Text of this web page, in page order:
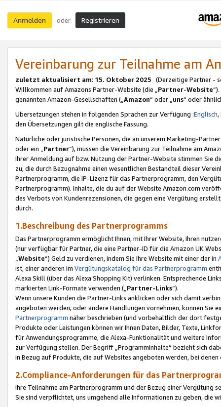
Anmelden oder Registrieren
Vereinbarung zur Teilnahme am
zuletzt aktualisiert am: 15. Oktober 2025 (Derzeitige Partner -
Willkommen auf Amazons Partner-Website (die „Partner-Website
genannten Amazon-Gesellschaften („Amazon“ oder „uns“ oder
Übersetzungen stehen in folgenden Sprachen zur Verfügung :Englisch,
den Übersetzungen gilt die englische Fassung.
Natürliche oder juristische Personen, die an unserem Marketing-
oder ein „Partner“), müssen die Vereinbarung zur Teilnahme am
Ihrer Anmeldung auf bzw. Nutzung der Partner-Website stimmen Sie
zu, die durch Bezugnahme einen wesentlichen Bestandteil dieser
Partnerprogramm, die IP-Lizenz für das Partnerprogramm, den
Partnerprogramm). Inhalte, die du auf der Website Amazon.com
des Verbots von Kundenrezensionen, die gegen eine Vergütung
durch.
1.Beschreibung des Partnerprogramms
Das Partnerprogramm ermöglicht Ihnen, mit Ihrer Website, Ihren
(nur verfügbar für Partner, die eine Partner-ID für die Amazon UK
Website“) Geld zu verdienen, indem Sie Ihre Website mit einer der in
ist, einer anderen im Vergütungskatalog für das Partnerprogramm
Alexa Skill (über das Alexa Shopping Kit) verlinken. Entsprechende
markierten Link-Formate verwenden („ Partner-Links“).
Wenn unsere Kunden die Partner-Links anklicken oder sich damit
angeboten werden, oder andere Handlungen vornehmen, können Sie
Partnerprogramm näher beschrieben (und vorbehaltlich der dort
Produkte oder Leistungen können wir Ihnen Daten, Bilder, Texte,
für Anwendungsprogramme, die Alexa-Funktionalität und weitere
zur Verfügung stellen. Der Begriff „Programminhalte“ bezieht sich
in Bezug auf Produkte, die auf Websites angeboten werden, bei
2.Compliance-Anforderungen für das
Ihre Teilnahme am Partnerprogramm und der Bezug einer Vergütung
Sie sind verpflichtet, uns umgehend alle Informationen zu geben, die